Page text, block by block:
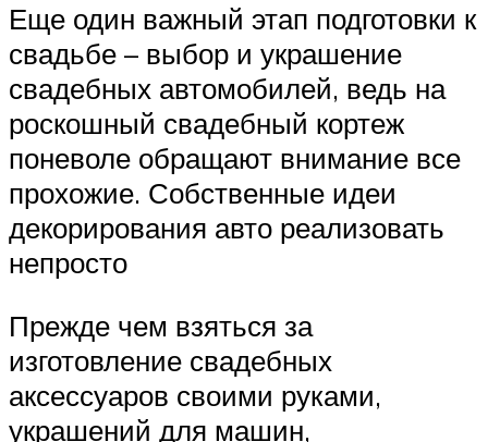
Еще один важный этап подготовки к
свадьбе – выбор и украшение
свадебных автомобилей, ведь на
роскошный свадебный кортеж
поневоле обращают внимание все
прохожие. Собственные идеи
декорирования авто реализовать
непросто
Прежде чем взяться за
изготовление свадебных
аксессуаров своими руками,
украшений для машин,